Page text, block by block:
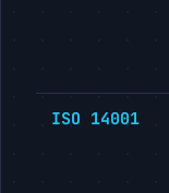
ISO 14001